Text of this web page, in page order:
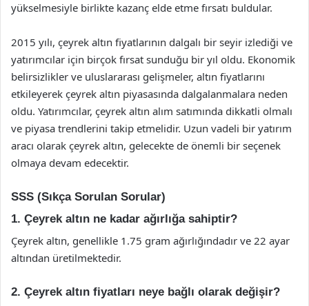
yükselmesiyle birlikte kazanç elde etme fırsatı buldular.
2015 yılı, çeyrek altın fiyatlarının dalgalı bir seyir izlediği ve
yatırımcılar için birçok fırsat sunduğu bir yıl oldu. Ekonomik
belirsizlikler ve uluslararası gelişmeler, altın fiyatlarını
etkileyerek çeyrek altın piyasasında dalgalanmalara neden
oldu. Yatırımcılar, çeyrek altın alım satımında dikkatli olmalı
ve piyasa trendlerini takip etmelidir. Uzun vadeli bir yatırım
aracı olarak çeyrek altın, gelecekte de önemli bir seçenek
olmaya devam edecektir.
SSS (Sıkça Sorulan Sorular)
1. Çeyrek altın ne kadar ağırlığa sahiptir?
Çeyrek altın, genellikle 1.75 gram ağırlığındadır ve 22 ayar
altından üretilmektedir.
2. Çeyrek altın fiyatları neye bağlı olarak değişir?